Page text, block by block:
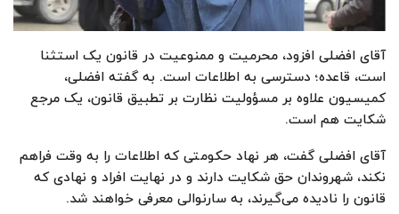
آقای افضلی افزود، محرمیت و ممنوعیت در قانون یک استثنا
است، قاعده؛ دسترسی به اطلاعات است. به گفته افضلی،
کمیسیون علاوه بر مسؤولیت نظارت بر تطبیق قانون، یک مرجع
شکایت هم است.
آقای افضلی گفت، هر نهاد حکومتی که اطلاعات را به وقت فراهم
نکند، شهروندان حق شکایت دارند و در نهایت افراد و نهادی که
قانون را نادیده می‌گیرند، به سارنوالی معرفی خواهند شد.